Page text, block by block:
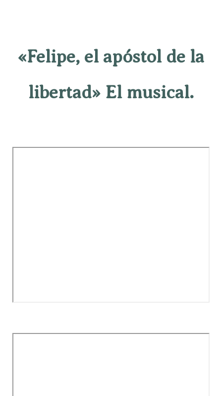
«Felipe, el apóstol de la
libertad» El musical.